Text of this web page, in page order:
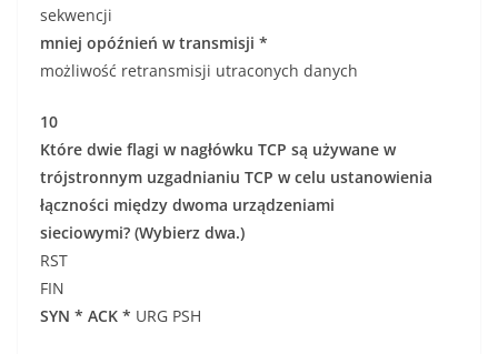
sekwencji
mniej opóźnień w transmisji *
możliwość retransmisji utraconych danych
10
Które dwie flagi w nagłówku TCP są używane w
trójstronnym uzgadnianiu TCP w celu ustanowienia
łączności między dwoma urządzeniami
sieciowymi? (Wybierz dwa.)
RST
FIN
SYN * ACK * URG PSH